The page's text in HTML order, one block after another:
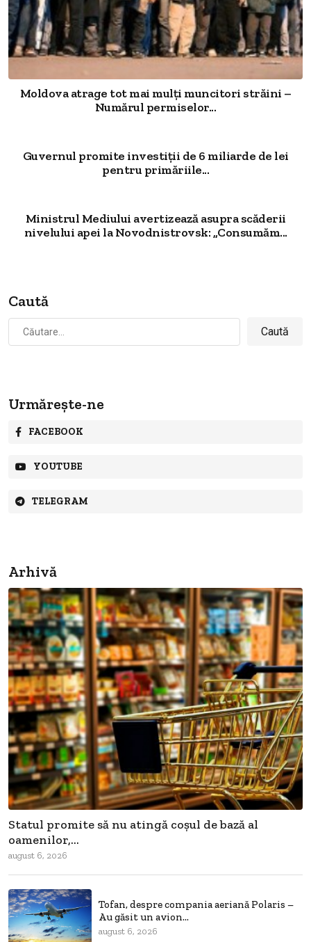
Moldova atrage tot mai mulți muncitori străini –
Numărul permiselor...
Guvernul promite investiții de 6 miliarde de lei
pentru primăriile...
Ministrul Mediului avertizează asupra scăderii
nivelului apei la Novodnistrovsk: „Consumăm...
Caută
Caută
după:
Urmărește-ne
FACEBOOK
YOUTUBE
TELEGRAM
Arhivă
Statul promite să nu atingă coșul de bază al
oamenilor,...
august 6, 2026
Tofan, despre compania aeriană Polaris –
Au găsit un avion...
august 6, 2026